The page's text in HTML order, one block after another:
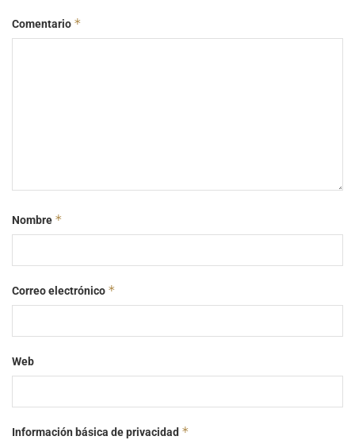
Comentario *
Nombre *
Correo electrónico *
Web
Información básica de privacidad *